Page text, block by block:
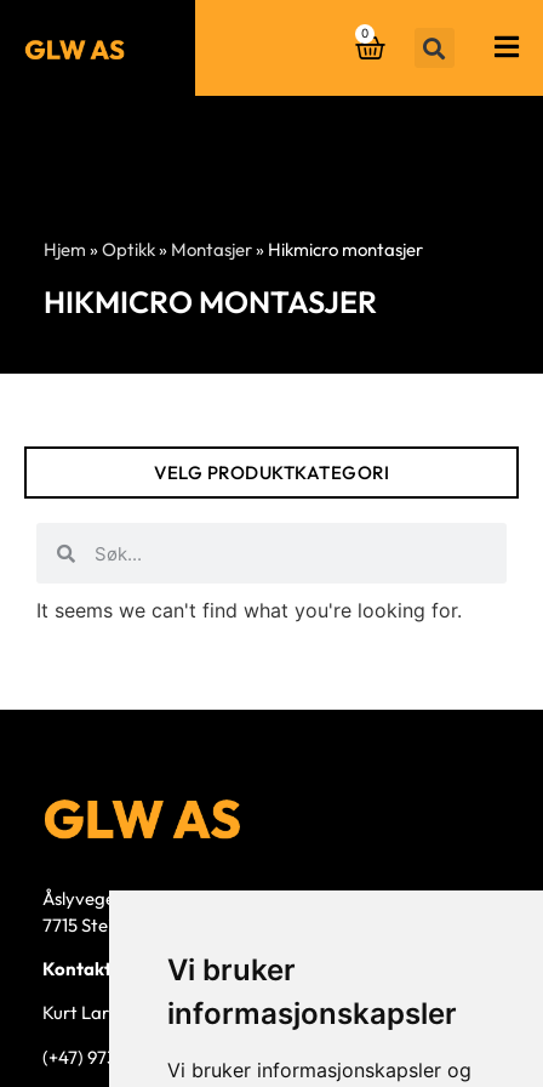
Vi bruker
informasjonskapsler
Vi bruker informasjonskapsler og
0
Hjem »Optikk» Montasjer» Hikmicro montasjer
HIKMICRO MONTASJER
VELG PRODUKTKATEGORI
It seems we can't find what you're looking for.
Åslyvegen 5b
7715 Steinkjer
Kontaktperson
Kurt Larsen, daglig leder.
(+47) 973 33 332